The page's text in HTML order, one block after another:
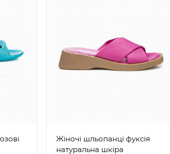
Жіночі шльопанці фуксія
натуральна шкіра